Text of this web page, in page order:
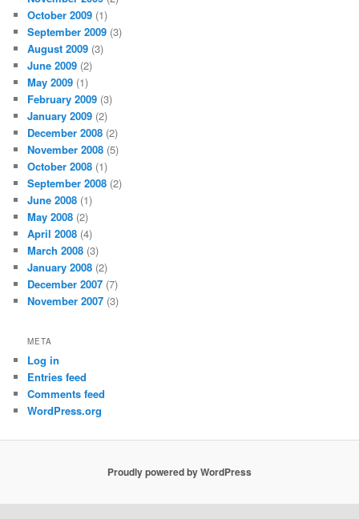
October 2009 (1)
September 2009 (3)
August 2009 (3)
June 2009 (2)
May 2009 (1)
February 2009 (3)
January 2009 (2)
December 2008 (2)
November 2008 (5)
October 2008 (1)
September 2008 (2)
June 2008 (1)
May 2008 (2)
April 2008 (4)
March 2008 (3)
January 2008 (2)
December 2007 (7)
November 2007 (3)
META
Log in
Entries feed
Comments feed
WordPress.org
Proudly powered by WordPress